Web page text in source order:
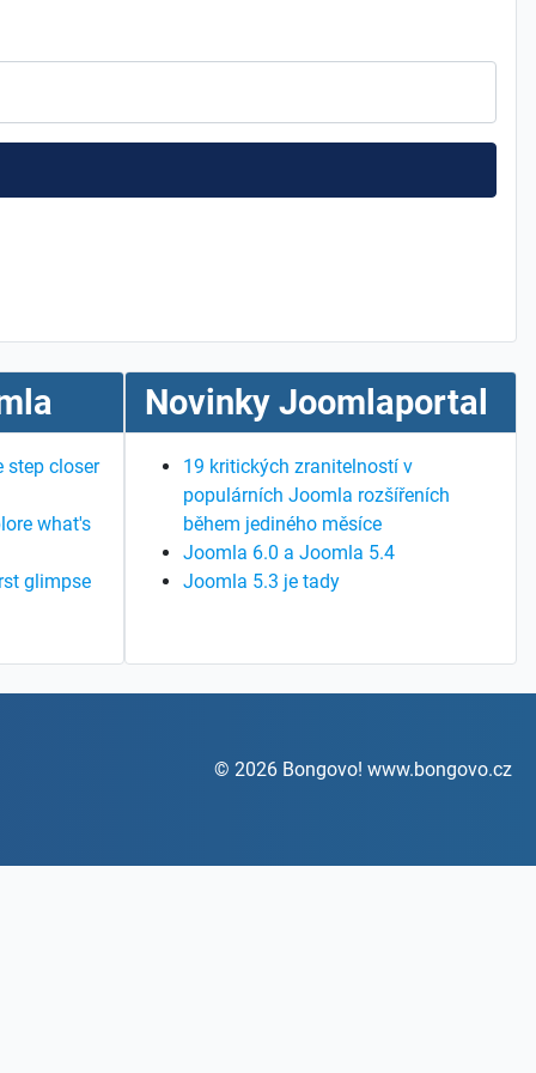
step closer
what's
glimpse
Novinky Joomlaportal
19 kritických zranitelností v
populárních Joomla rozšířeních
během jediného měsíce
Joomla 6.0 a Joomla 5.4
Joomla 5.3 je tady
© 2026 Bongovo! www.bongovo.cz